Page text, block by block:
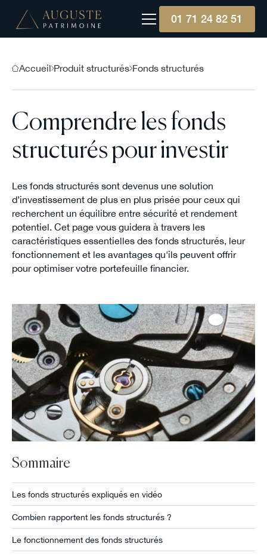
01 71 24 82 51
Accueil Produit structurés Fonds structurés
Comprendre les fonds
structurés pour investir
Les fonds structurés sont devenus une solution
d’investissement de plus en plus prisée pour ceux qui
recherchent un équilibre entre sécurité et rendement
potentiel. Cet page vous guidera à travers les
caractéristiques essentielles des fonds structurés, leur
fonctionnement et les avantages qu'ils peuvent offrir
pour optimiser votre portefeuille financier.
Sommaire
Les fonds structurés expliqués en vidéo
Combien rapportent les fonds structurés ?
Le fonctionnement des fonds structurés